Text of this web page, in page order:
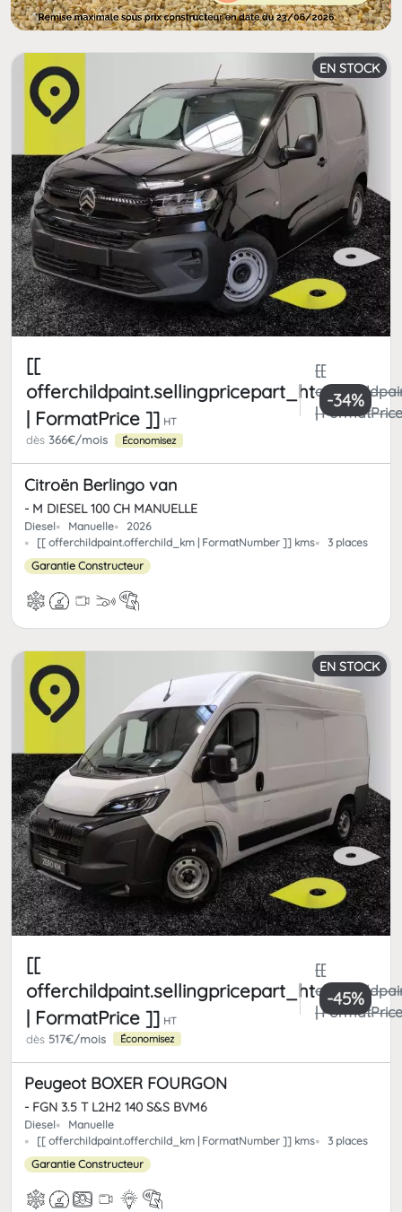
EN STOCK
[[
offerchildpaint.sellingpricepart_ht
| FormatPrice ]] HT
[[
|
dès 366€/mois Économisez
-34%
Citroën Berlingo van
- M DIESEL 100 CH MANUELLE
Diesel Manuelle
2026
[[ offerchildpaint.offerchild_km | FormatNumber ]] kms
3 places
Garantie Constructeur
EN STOCK
[[
offerchildpaint.sellingpricepart_ht
| FormatPrice ]] HT
[[
|
dès 517€/mois Économisez
-45%
Peugeot BOXER FOURGON
- FGN 3.5 T L2H2 140 S&S BVM6
Diesel
Manuelle
[[ offerchildpaint.offerchild_km | FormatNumber ]] kms
3 places
Garantie Constructeur